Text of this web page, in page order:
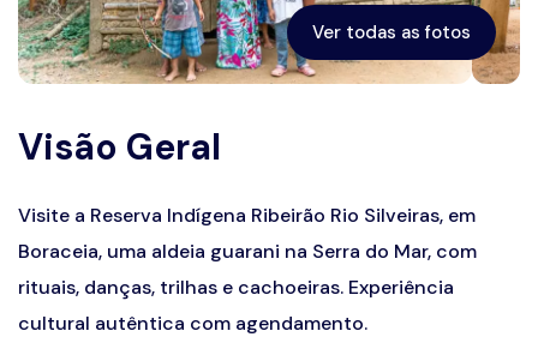
Ver todas as fotos
Visão Geral
Visite a Reserva Indígena Ribeirão Rio Silveiras, em
Boraceia, uma aldeia guarani na Serra do Mar, com
rituais, danças, trilhas e cachoeiras. Experiência
cultural autêntica com agendamento.